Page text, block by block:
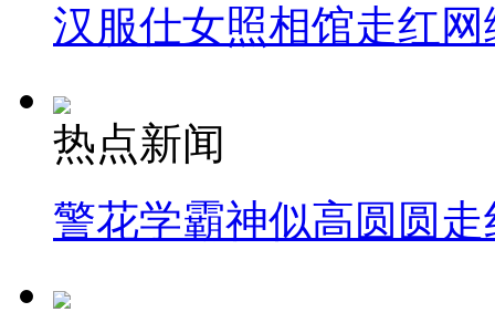
汉服仕女照相馆走红网
热点新闻
警花学霸神似高圆圆走